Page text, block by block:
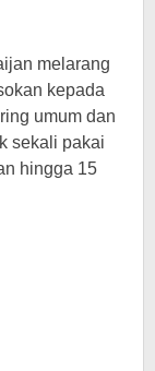
melarang
kepada
umum dan
sekali pakai
hingga 15